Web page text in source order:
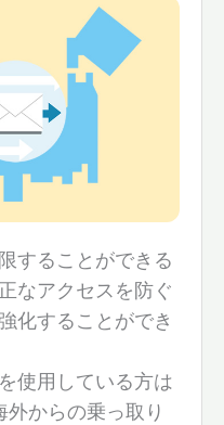
することができる
なアクセスを防ぐ
化することができ
使用している方は
からの乗っ取り